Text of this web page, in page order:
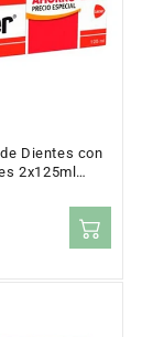
Dientes con
2x125ml